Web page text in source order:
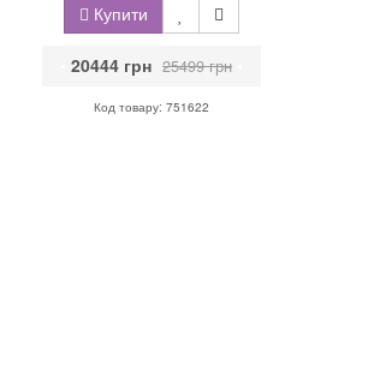
Купити
20444 грн 25499 грн
Код товару: 751622